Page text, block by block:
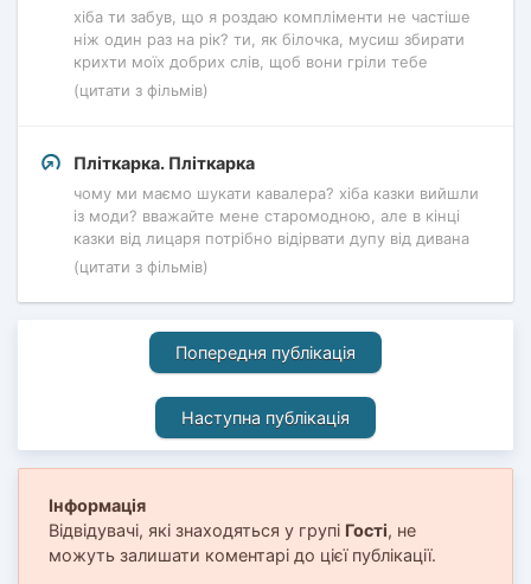
хіба ти забув, що я роздаю компліменти не частіше
ніж один раз на рік? ти, як білочка, мусиш збирати
крихти моїх добрих слів, щоб вони гріли тебе
(цитати з фільмів)
Пліткарка. Пліткарка
чому ми маємо шукати кавалера? хіба казки вийшли
із моди? вважайте мене старомодною, але в кінці
казки від лицаря потрібно відірвати дупу від дивана
(цитати з фільмів)
Попередня публікація
Наступна публікація
Інформація
Відвідувачі, які знаходяться у групі Гості, не
можуть залишати коментарі до цієї публікації.